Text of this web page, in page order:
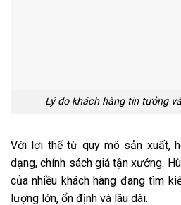
Lý do khách hàng tin tưởng
Với lợi thế từ quy mô sản xuất,
dạng, chính sách giá tận xưởng.
của nhiều khách hàng đang tìm
lượng lớn, ổn định và lâu dài.